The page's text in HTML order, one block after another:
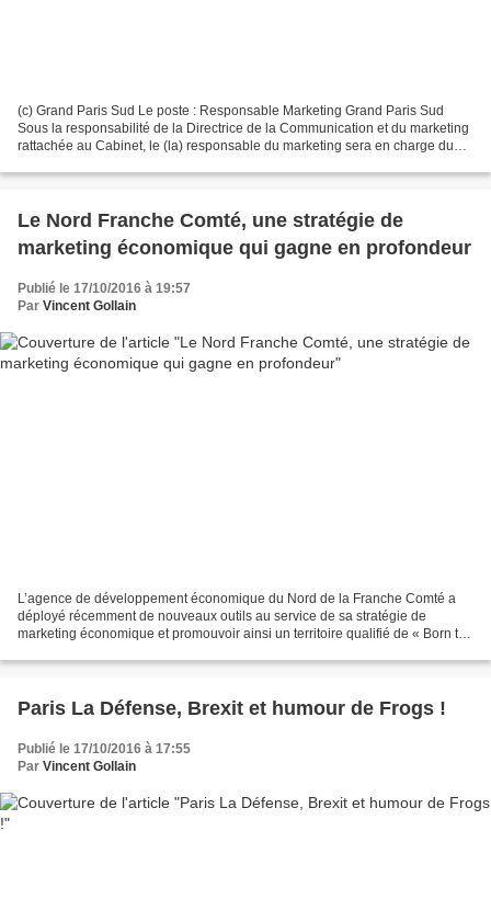
(c) Grand Paris Sud Le poste : Responsable Marketing Grand Paris Sud
Sous la responsabilité de la Directrice de la Communication et du marketing
rattachée au Cabinet, le (la) responsable du marketing sera en charge du
Le Nord Franche Comté, une stratégie de
marketing économique qui gagne en profondeur
Publié le 17/10/2016 à 19:57
Par Vincent Gollain
L’agence de développement économique du Nord de la Franche Comté a
déployé récemment de nouveaux outils au service de sa stratégie de
marketing économique et promouvoir ainsi un territoire qualifié de « Born to
Paris La Défense, Brexit et humour de Frogs !
Publié le 17/10/2016 à 17:55
Par Vincent Gollain